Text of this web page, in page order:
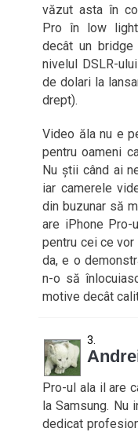
văzut asta în
Pro în low
decât un bridge
nivelul DSLR-
de dolari la
drept).
Video ăla nu e
pentru oameni
Nu știi când ai
iar camerele
din buzunar să
are iPhone
pentru cei ce
da, e o
n-o să
motive decât
Pro-ul ala il are
la Samsung. Nu
dedicat